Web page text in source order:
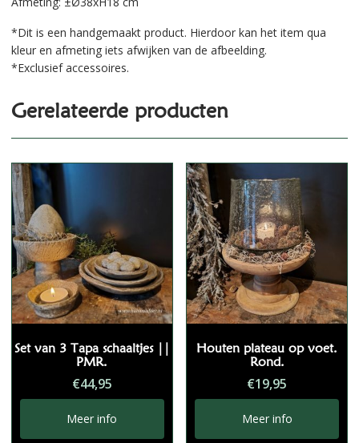
*Dit is een handgemaakt product. Hierdoor kan het item qua
kleur en afmeting iets afwijken van de afbeelding.
*Exclusief accessoires.
Gerelateerde producten
Set van 3 Tapa schaaltjes ||
PMR.
€44,95
Meer info
Houten plateau op voet.
Rond.
€19,95
Meer info